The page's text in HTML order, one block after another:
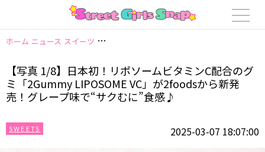
ホーム ニュース スイーツ 【写真 1/8】日本初！リポソームビタミンC配
【写真 1/8】日本初！リポソームビタミンC配合のグ
ミ「2Gummy LIPOSOME VC」が2foodsから新発
売！グレープ味で“サクむに”食感♪
SWEETS 2025-03-07 18:07:00